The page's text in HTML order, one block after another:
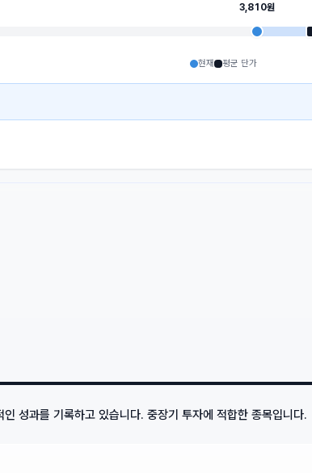
3,810원
현재 평균 단가
성과를 기록하고 있습니다. 중장기 투자에 적합한 종목입니다.